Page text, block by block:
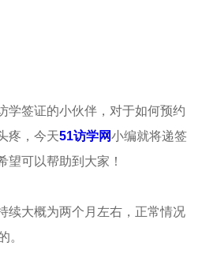
学签证的小伙伴，对于如何预约
疼，今天51访学网小编就将递签
望可以帮助到大家！
续大概为两个月左右，正常情况
。